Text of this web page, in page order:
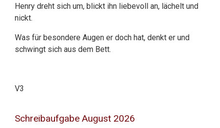
Henry dreht sich um, blickt ihn liebevoll an, lächelt und
nickt.
Was für besondere Augen er doch hat, denkt er und
schwingt sich aus dem Bett.
V3
Schreibaufgabe August 2026